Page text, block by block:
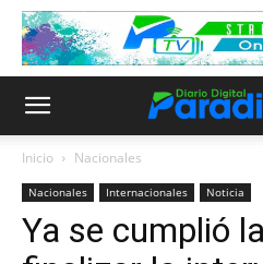
Inicio Nacionales
Nacionales Internacionales Noticia
Ya se cumplió